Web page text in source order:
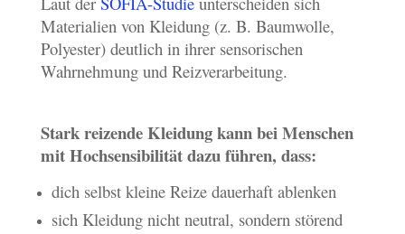
Materialien von Kleidung (z. B. Baumwolle,
Polyester) deutlich in ihrer sensorischen
Wahrnehmung und Reizverarbeitung.
Stark reizende Kleidung kann bei Menschen
mit Hochsensibilität dazu führen, dass:
dich selbst kleine Reize dauerhaft ablenken
sich Kleidung nicht neutral, sondern störend